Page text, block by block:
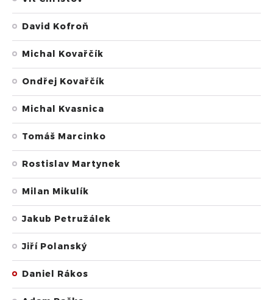
David Kofroň
Michal Kovařčík
Ondřej Kovařčík
Michal Kvasnica
Tomáš Marcinko
Rostislav Martynek
Milan Mikulík
Jakub Petružálek
Jiří Polanský
Daniel Rákos